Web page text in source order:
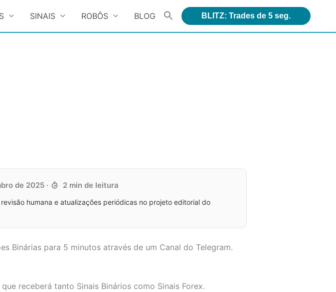
SINAIS ROBÔS BLOG BLITZ: Trades de 5 seg.
de 2025 · 2 min de leitura
humana e atualizações periódicas no projeto editorial do
Binárias para 5 minutos através de um Canal do Telegram.
receberá tanto Sinais Binários como Sinais Forex.